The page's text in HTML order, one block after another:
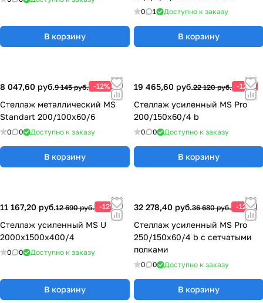
В корзину
0 1 Доступно к заказу
В корзину
8 047,60 руб.9 145 руб. -12%
Стеллаж металлический MS
Standart 200/100x60/6
0 0 Доступно к заказу
В корзину
19 465,60 руб.22 120 руб. -12%
Стеллаж усиленный MS Pro
200/150x60/4 b
0 0 Доступно к заказу
В корзину
11 167,20 руб.12 690 руб. -12%
Стеллаж усиленный MS U
2000x1500x400/4
0 0 Доступно к заказу
В корзину
32 278,40 руб.36 680 руб. -12%
Стеллаж усиленный MS Pro
250/150x60/4 b с сетчатыми
полками
0 0 Доступно к заказу
В корзину